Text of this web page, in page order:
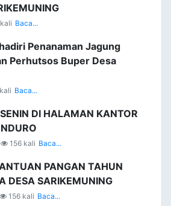
Baca...
Penanaman Jagung
Perhutsos Buper Desa
Baca...
DI HALAMAN KANTOR
156 kali Baca...
PANGAN TAHUN
DESA SARIKEMUNING
156 kali Baca...